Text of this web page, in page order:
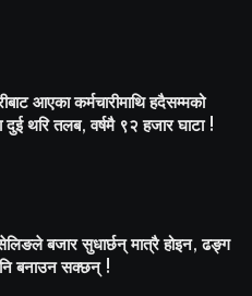
आएका कर्मचारीमाथि हदैसम्मको
दुई थरि तलब, वर्षमै ९२ हजार घाटा !
बजार सुधार्छन् मात्रै होइन, ढङ्ग
बनाउन सक्छन् !